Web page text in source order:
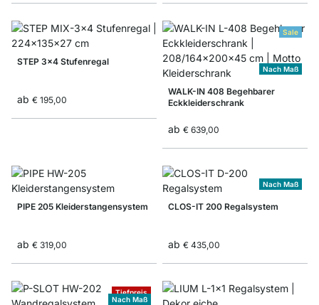
STEP 3x4 Stufenregal
ab € 195,00
Sale
Nach Maß
WALK-IN 408 Begehbarer
Eckkleiderschrank
ab € 639,00
PIPE 205 Kleiderstangensystem
ab € 319,00
Nach Maß
CLOS-IT 200 Regalsystem
ab € 435,00
Tiefpreis
Nach Maß